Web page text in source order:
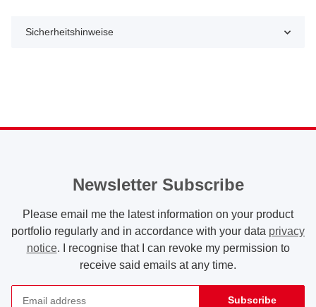
Sicherheitshinweise
Newsletter Subscribe
Please email me the latest information on your product
portfolio regularly and in accordance with your data privacy
notice. I recognise that I can revoke my permission to
receive said emails at any time.
Subscribe